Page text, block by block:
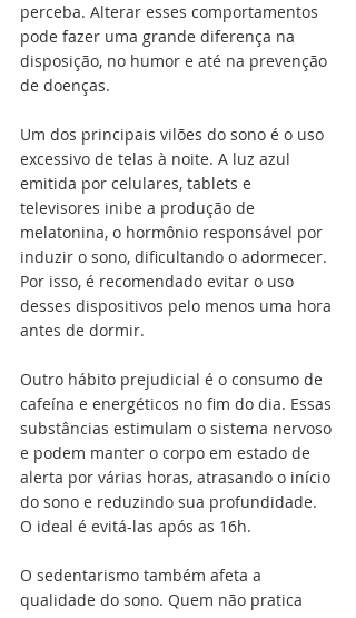
perceba. Alterar esses comportamentos
pode fazer uma grande diferença na
disposição, no humor e até na prevenção
de doenças.
Um dos principais vilões do sono é o uso
excessivo de telas à noite. A luz azul
emitida por celulares, tablets e
televisores inibe a produção de
melatonina, o hormônio responsável por
induzir o sono, dificultando o adormecer.
Por isso, é recomendado evitar o uso
desses dispositivos pelo menos uma hora
antes de dormir.
Outro hábito prejudicial é o consumo de
cafeína e energéticos no fim do dia. Essas
substâncias estimulam o sistema nervoso
e podem manter o corpo em estado de
alerta por várias horas, atrasando o início
do sono e reduzindo sua profundidade.
O ideal é evitá-las após as 16h.
O sedentarismo também afeta a
qualidade do sono. Quem não pratica